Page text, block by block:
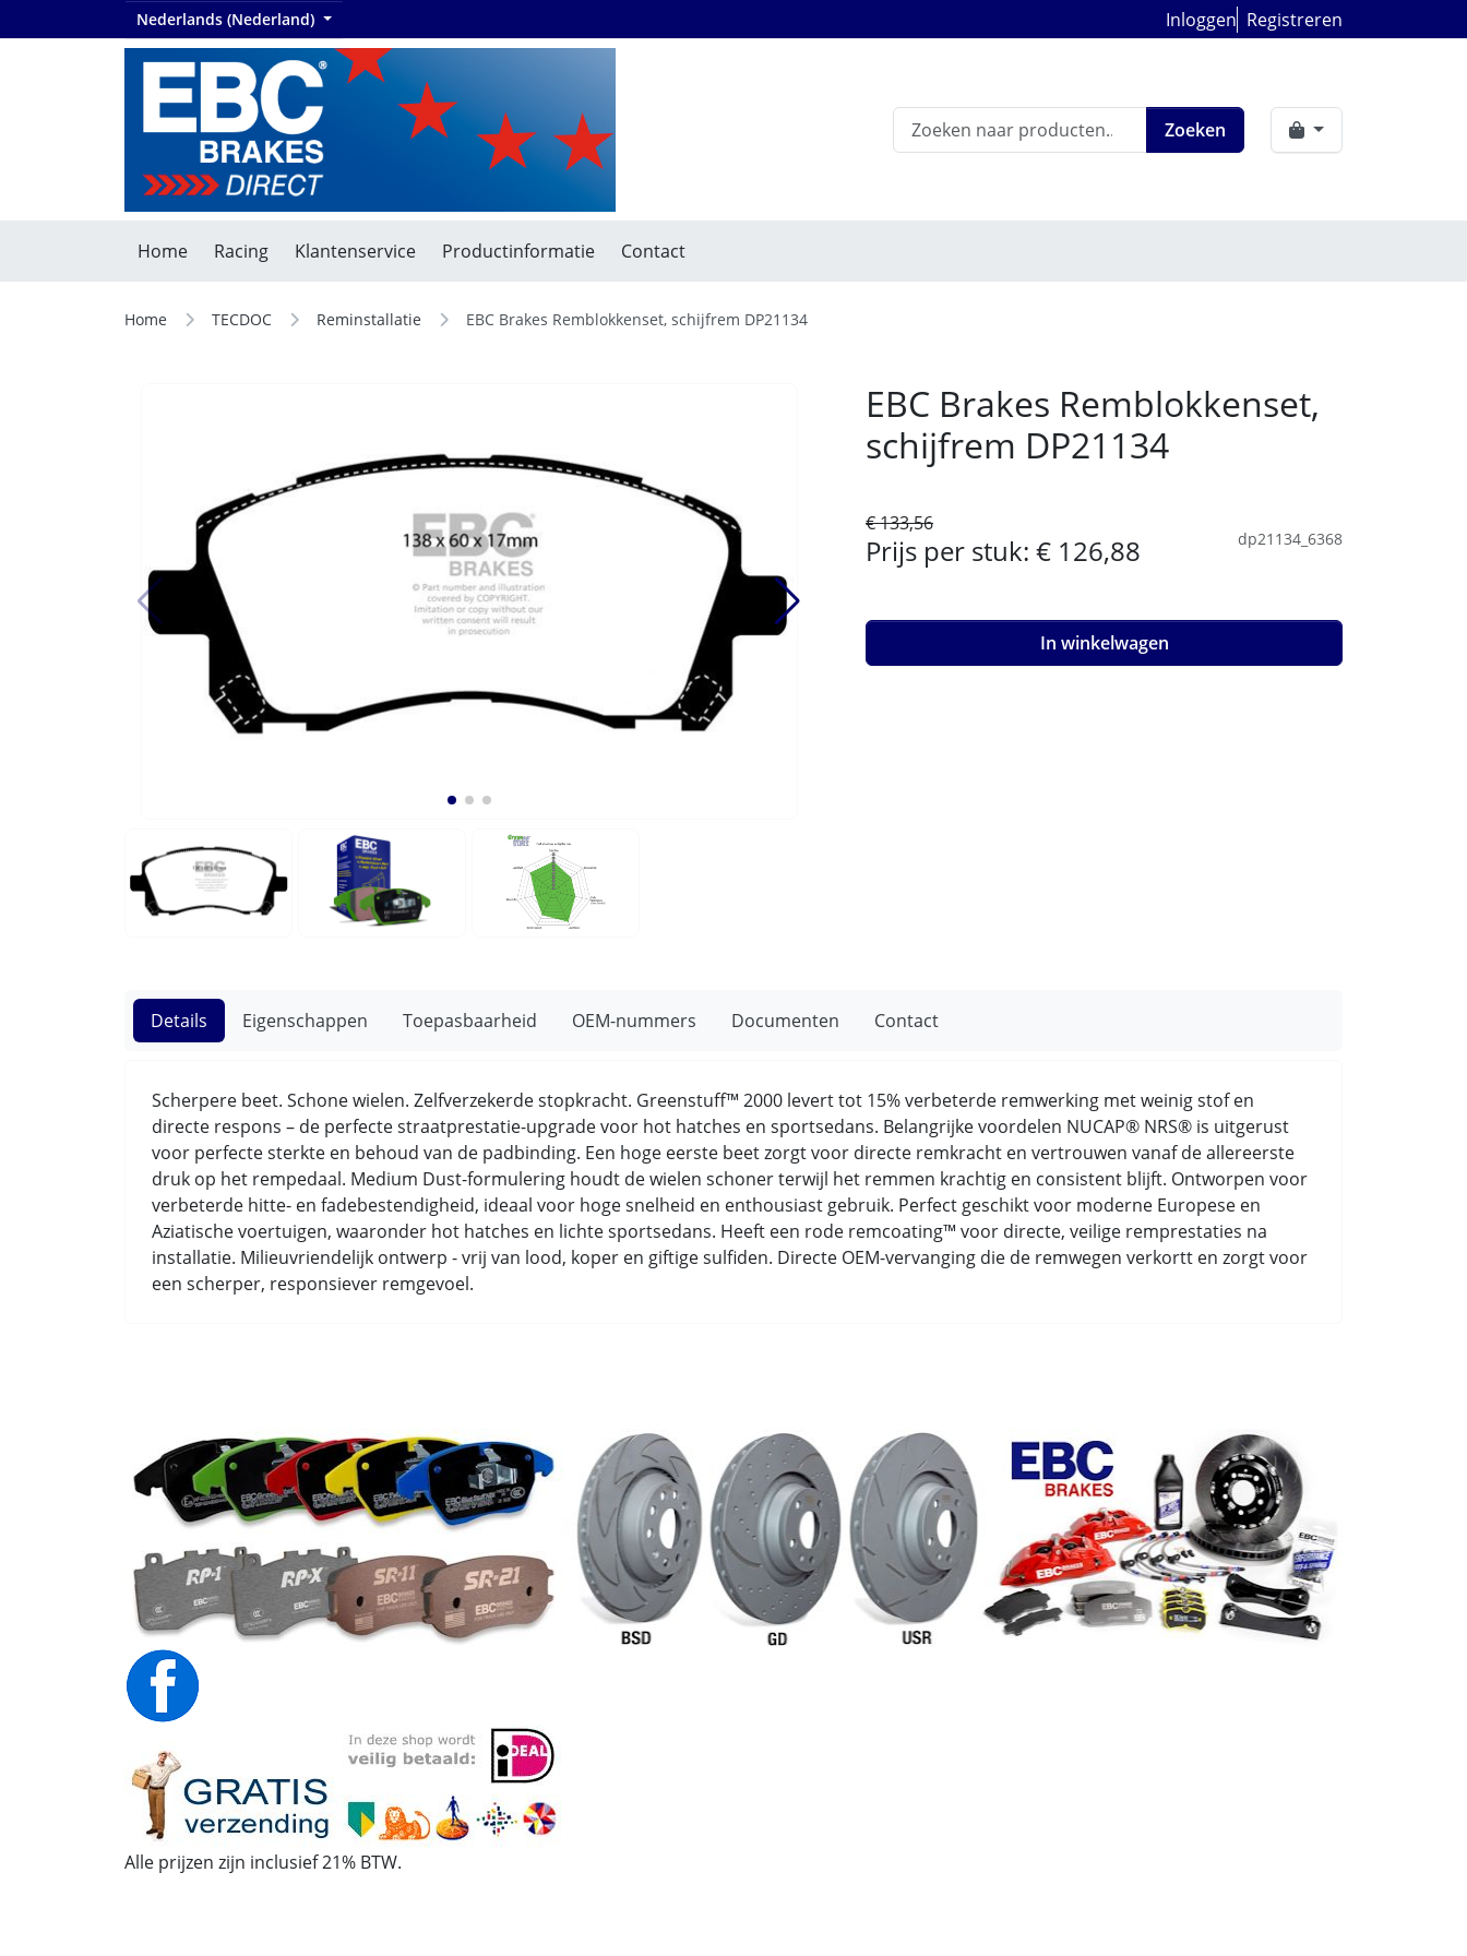
Nederlands (Nederland) Inloggen Registreren
Zoeken
Home Racing Klantenservice Productinformatie Contact
Home TECDOC Reminstallatie EBC Brakes Remblokkenset, schijfrem DP21134
EBC Brakes Remblokkenset,
schijfrem DP21134
€ 133,56
Prijs per stuk: € 126,88 dp21134_6368
In winkelwagen
Details Eigenschappen Toepasbaarheid OEM-nummers Documenten Contact
Scherpere beet. Schone wielen. Zelfverzekerde stopkracht. Greenstuff™ 2000 levert tot 15% verbeterde remwerking met weinig stof en
directe respons – de perfecte straatprestatie-upgrade voor hot hatches en sportsedans. Belangrijke voordelen NUCAP® NRS® is uitgerust
voor perfecte sterkte en behoud van de padbinding. Een hoge eerste beet zorgt voor directe remkracht en vertrouwen vanaf de allereerste
druk op het rempedaal. Medium Dust-formulering houdt de wielen schoner terwijl het remmen krachtig en consistent blijft. Ontworpen voor
verbeterde hitte- en fadebestendigheid, ideaal voor hoge snelheid en enthousiast gebruik. Perfect geschikt voor moderne Europese en
Aziatische voertuigen, waaronder hot hatches en lichte sportsedans. Heeft een rode remcoating™ voor directe, veilige remprestaties na
installatie. Milieuvriendelijk ontwerp - vrij van lood, koper en giftige sulfiden. Directe OEM-vervanging die de remwegen verkortt en zorgt voor
een scherper, responsiever remgevoel.
Alle prijzen zijn inclusief 21% BTW.